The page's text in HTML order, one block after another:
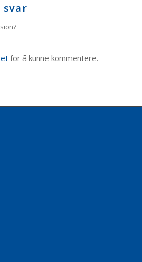
svar
for å kunne kommentere.